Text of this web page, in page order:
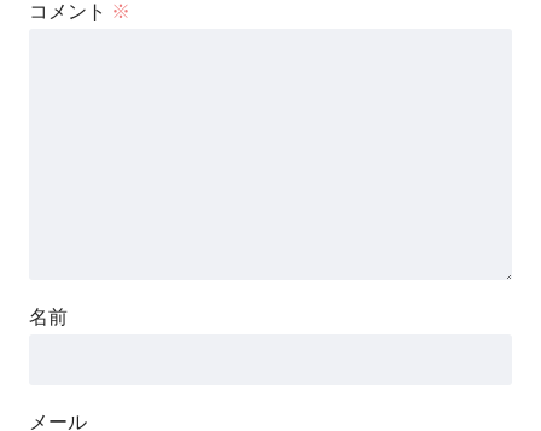
コメント ※
名前
メール